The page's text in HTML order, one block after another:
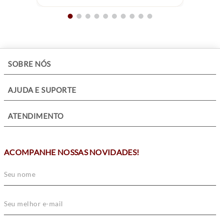
SOBRE NÓS
AJUDA E SUPORTE
ATENDIMENTO
ACOMPANHE NOSSAS NOVIDADES!